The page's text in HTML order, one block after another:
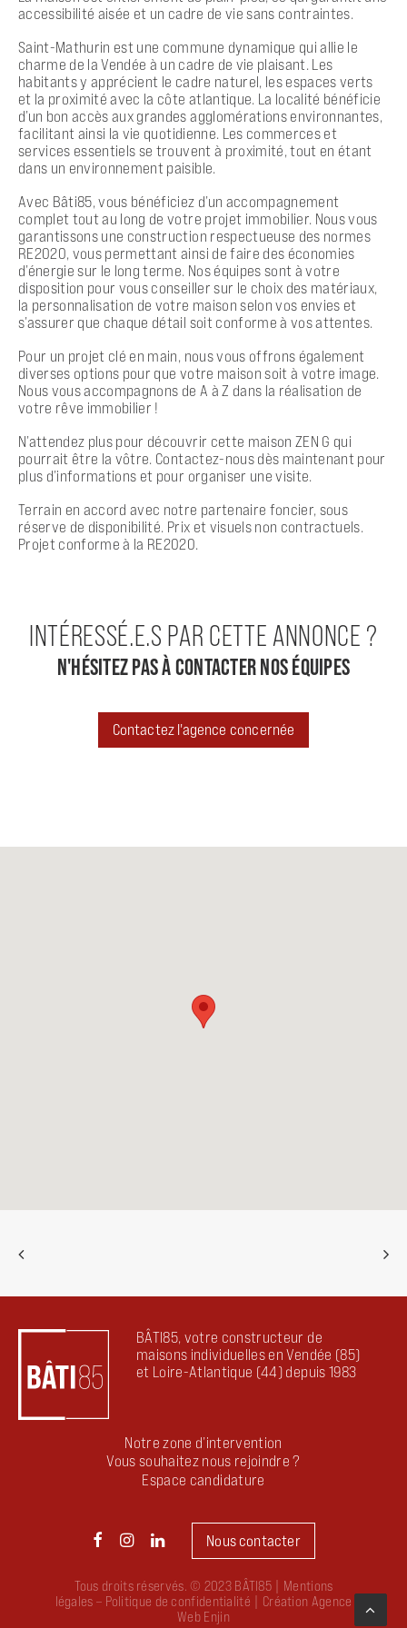
accessibilité aisée et un cadre de vie sans contraintes.
Saint-Mathurin est une commune dynamique qui allie le
charme de la Vendée à un cadre de vie plaisant. Les
habitants y apprécient le cadre naturel, les espaces verts
et la proximité avec la côte atlantique. La localité bénéficie
d’un bon accès aux grandes agglomérations environnantes,
facilitant ainsi la vie quotidienne. Les commerces et
services essentiels se trouvent à proximité, tout en étant
dans un environnement paisible.
Avec Bâti85, vous bénéficiez d’un accompagnement
complet tout au long de votre projet immobilier. Nous vous
garantissons une construction respectueuse des normes
RE2020, vous permettant ainsi de faire des économies
d’énergie sur le long terme. Nos équipes sont à votre
disposition pour vous conseiller sur le choix des matériaux,
la personnalisation de votre maison selon vos envies et
s’assurer que chaque détail soit conforme à vos attentes.
Pour un projet clé en main, nous vous offrons également
diverses options pour que votre maison soit à votre image.
Nous vous accompagnons de A à Z dans la réalisation de
votre rêve immobilier !
N’attendez plus pour découvrir cette maison ZEN G qui
pourrait être la vôtre. Contactez-nous dès maintenant pour
plus d’informations et pour organiser une visite.
Terrain en accord avec notre partenaire foncier, sous
réserve de disponibilité. Prix et visuels non contractuels.
Projet conforme à la RE2020.
N'HÉSITEZ PAS À CONTACTER NOS ÉQUIPES
INTÉRESSÉ.E.S PAR CETTE ANNONCE ?
Contactez l'agence concernée
BÂTI85, votre constructeur de
maisons individuelles en Vendée (85)
et Loire-Atlantique (44) depuis 1983
Notre zone d’intervention
Vous souhaitez nous rejoindre ?
Espace candidature
Nous contacter
Tous droits réservés. © 2023 BÂTI85 | Mentions
légales – Politique de confidentialité | Création Agence
Web Enjin